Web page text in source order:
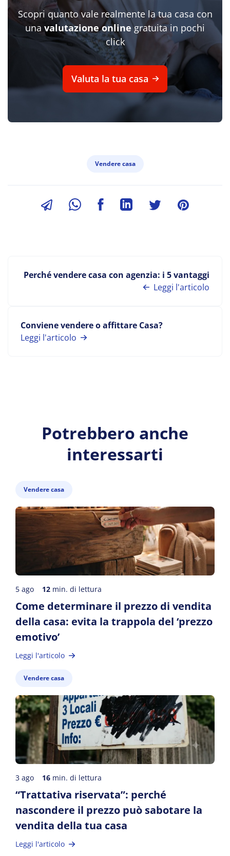
Scopri quanto vale realmente la tua casa con
una valutazione onlinegratuita in pochi
click
Valuta la tua casa
Vendere casa
Perché vendere casa con agenzia: i 5 vantaggi
Leggi l'articolo
Conviene vendere o affittare Casa?
Leggi l'articolo
Potrebbero anche
interessarti
Vendere casa
5 ago 12 min. di lettura
Come determinare il prezzo di vendita
della casa: evita la trappola del ‘prezzo
emotivo’
Leggi l'articolo
Vendere casa
3 ago 16 min. di lettura
“Trattativa riservata”: perché
nascondere il prezzo può sabotare la
vendita della tua casa
Leggi l'articolo